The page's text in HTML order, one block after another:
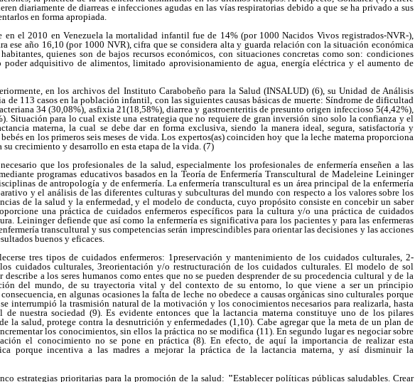
diariamente de diarreas e infecciones agudas en las vías respiratorias debido a que se ha privado a sus
en forma apropiada.
en el 2010 en Venezuela la mortalidad infantil fue de 14% (por 1000 Nacidos Vivos registrados-NVR-),
ese año 16,10 (por 1000 NVR), cifra que se considera alta y guarda relación con la situación económica
quienes son de bajos recursos económicos, con situaciones concretas como son: condiciones
poder adquisitivo de alimentos, limitado aprovisionamiento de agua, energía eléctrica y el aumento de
en los archivos del Instituto Carabobeño para la Salud (INSALUD) (6), su Unidad de Análisis
de 113 casos en la población infantil, con las siguientes causas básicas de muerte: Síndrome de dificultad
34 (30,08%), asfixia 21(18,58%), diarrea y gastroenteritis de presunto origen infeccioso 5(4,42%),
Situación para lo cual existe una estrategia que no requiere de gran inversión sino solo la confianza y el
materna, la cual se debe dar en forma exclusiva, siendo la manera ideal, segura, satisfactoria y
en los primeros seis meses de vida. Los expertos(as) coinciden hoy que la leche materna proporciona
crecimiento y desarrollo en esta etapa de la vida. (7)
que los profesionales de la salud, especialmente los profesionales de enfermería enseñen a las
programas educativos basados en la Teoría de Enfermería Transcultural de Madeleine Leininger
de antropología y de enfermería. La enfermería transcultural es un área principal de la enfermería
y el análisis de las diferentes culturas y subculturas del mundo con respecto a los valores sobre los
de la salud y la enfermedad, y el modelo de conducta, cuyo propósito consiste en concebir un saber
una práctica de cuidados enfermeros específicos para la cultura y/o una práctica de cuidados
Leininger defiende que así como la enfermería es significativa para los pacientes y para las enfermeras
transcultural y sus competencias serán imprescindibles para orientar las decisiones y las acciones
buenos y eficaces.
tres tipos de cuidados enfermeros: 1preservación y mantenimiento de los cuidados culturales, 2-
cuidados culturales, 3reorientación y/o restructuración de los cuidados culturales. El modelo de sol
a los seres humanos como entes que no se pueden desprender de su procedencia cultural y de la
del mundo, de su trayectoria vital y del contexto de su entorno, lo que viene a ser un principio
en algunas ocasiones la falta de leche no obedece a causas orgánicas sino culturales porque
interrumpió la trasmisión natural de la motivación y los conocimientos necesarios para realizarla, hasta
nuestra sociedad (9). Es evidente entonces que la lactancia materna constituye uno de los pilares
la salud, protege contra la desnutrición y enfermedades (1,10). Cabe agregar que la meta de un plan de
los conocimientos, sin ellos la práctica no se modifica (11). En segundo lugar es negociar sobre
el conocimiento no se pone en práctica (8). En efecto, de aquí la importancia de realizar esta
porque incentiva a las madres a mejorar la práctica de la lactancia materna, y así disminuir la
estrategias prioritarias para la promoción de la salud: "Establecer políticas públicas saludables. Crear